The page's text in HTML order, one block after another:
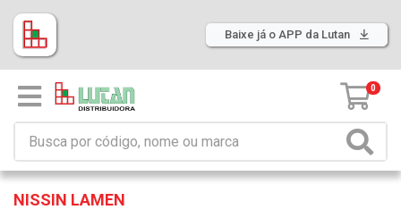
Baixe já o APP da Lutan
0
NISSIN LAMEN